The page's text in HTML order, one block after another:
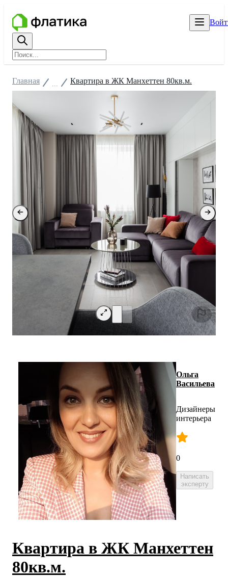
Главная Квартира в ЖК Манхеттен 80кв.м.
Ольга
Васильева
Дизайнеры
интерьера
0
Написать
эксперту
Квартира в ЖК Манхеттен
80кв.м.